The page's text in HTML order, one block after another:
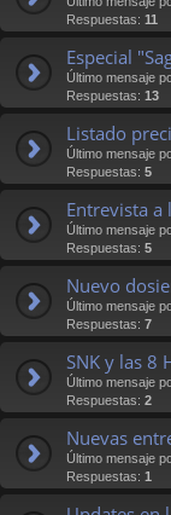
Respuestas: 11
Especial
Último mensaje
Respuestas: 13
Listado
Último mensaje
Respuestas: 5
Entrevista a
Último mensaje
Respuestas: 5
Nuevo
Último mensaje
Respuestas: 7
SNK y las 8
Último mensaje
Respuestas: 2
Nuevas
Último mensaje
Respuestas: 1